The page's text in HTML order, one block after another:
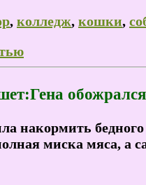
, колледж, кошки,
обожрался
накормить
миска мяса, а